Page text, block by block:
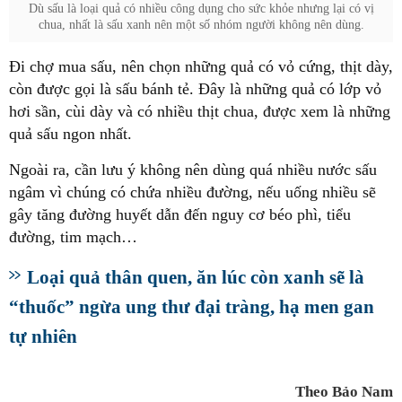
Dù sấu là loại quả có nhiều công dụng cho sức khỏe nhưng lại có vị
chua, nhất là sấu xanh nên một số nhóm người không nên dùng.
Đi chợ mua sấu, nên chọn những quả có vỏ cứng, thịt dày,
còn được gọi là sấu bánh tẻ. Đây là những quả có lớp vỏ
hơi sần, cùi dày và có nhiều thịt chua, được xem là những
quả sấu ngon nhất.
Ngoài ra, cần lưu ý không nên dùng quá nhiều nước sấu
ngâm vì chúng có chứa nhiều đường, nếu uống nhiều sẽ
gây tăng đường huyết dẫn đến nguy cơ béo phì, tiểu
đường, tim mạch…
Loại quả thân quen, ăn lúc còn xanh sẽ là
“thuốc” ngừa ung thư đại tràng, hạ men gan
tự nhiên
Theo Bảo Nam